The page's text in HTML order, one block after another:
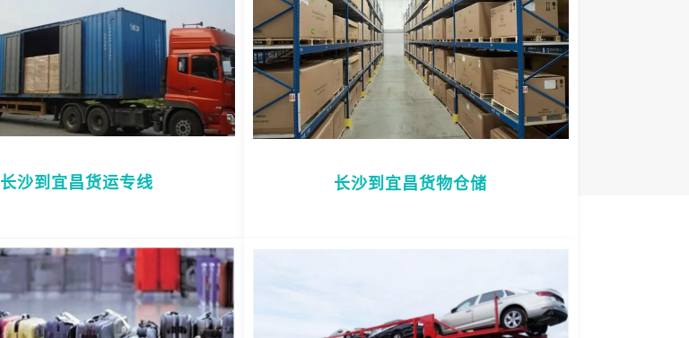
长沙到宜昌货运专线 长沙到宜昌货物仓储